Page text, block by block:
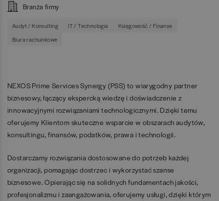
Branża firmy
Audyt / Konsulting IT / Technologia
Księgowość / Finanse
Biura rachunkowe
NEXOS Prime Services Synergy (PSS) to wiarygodny partner
biznesowy, łączący ekspercką wiedzę i doświadczenie z
innowacyjnymi rozwiązaniami technologicznymi. Dzięki temu
oferujemy Klientom skuteczne wsparcie w obszarach audytów,
konsultingu, finansów, podatków, prawa i technologii.
Dostarczamy rozwiązania dostosowane do potrzeb każdej
organizacji, pomagając dostrzec i wykorzystać szanse
biznesowe. Opierając się na solidnych fundamentach jakości,
profesjonalizmu i zaangażowania, oferujemy usługi, dzięki którym